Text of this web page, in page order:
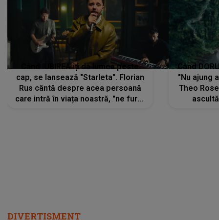
Când IUBIREA îți dă lumea peste
cap, se lansează "Starleta". Florian
Rus cântă despre acea persoană
care intră în viața noastră, "ne fură"
Când
"Nu ajung
Theo
DIVERTISMENT